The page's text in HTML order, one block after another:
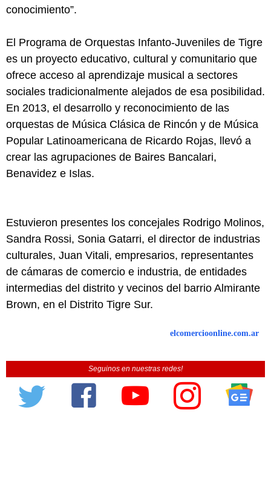
conocimiento”.
El Programa de Orquestas Infanto-Juveniles de Tigre
es un proyecto educativo, cultural y comunitario que
ofrece acceso al aprendizaje musical a sectores
sociales tradicionalmente alejados de esa posibilidad.
En 2013, el desarrollo y reconocimiento de las
orquestas de Música Clásica de Rincón y de Música
Popular Latinoamericana de Ricardo Rojas, llevó a
crear las agrupaciones de Baires Bancalari,
Benavidez e Islas.
Estuvieron presentes los concejales Rodrigo Molinos,
Sandra Rossi, Sonia Gatarri, el director de industrias
culturales, Juan Vitali, empresarios, representantes
de cámaras de comercio e industria, de entidades
intermedias del distrito y vecinos del barrio Almirante
Brown, en el Distrito Tigre Sur.
elcomercioonline.com.ar
Seguinos en nuestras redes!